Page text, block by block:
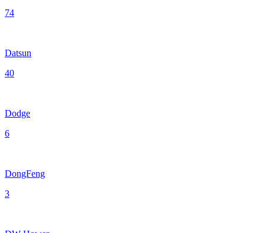
74
Datsun
40
Dodge
6
DongFeng
3